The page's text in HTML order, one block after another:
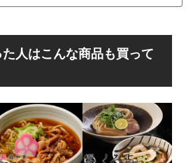
人はこんな商品も買って